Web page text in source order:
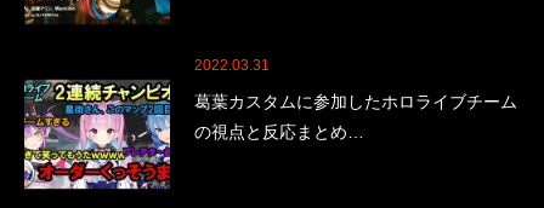
2022.03.31
葛葉カスタムに参加したホロライブチーム
の視点と反応まとめ…